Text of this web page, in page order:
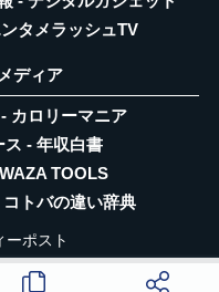
タメラッシュTV
ディア
カロリーマニア
ス - 年収白書
TOOLS
トバの違い辞典
ポスト